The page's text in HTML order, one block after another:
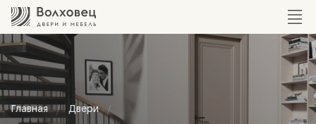
Главная Двери